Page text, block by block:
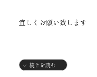
宜しくお願い致します
1984年 日本グラフィック
続きを読む